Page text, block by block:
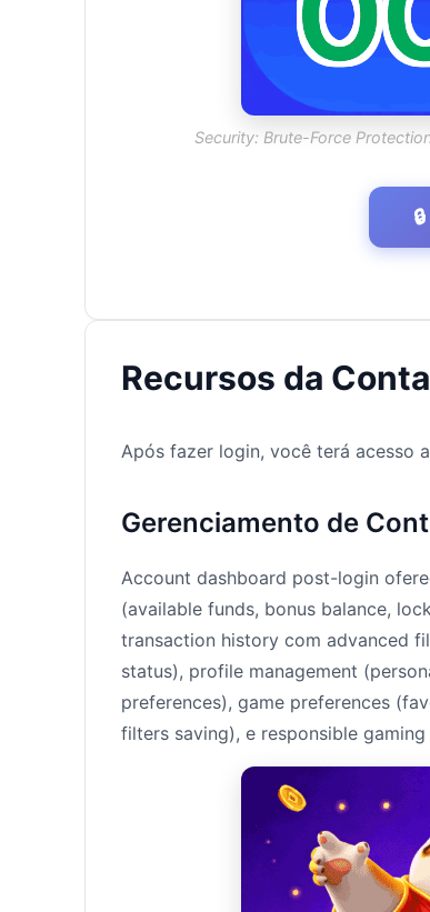
Security: Brute-Force
Recursos da Conta
Após fazer login, você terá acesso
Gerenciamento de
Account dashboard post-login
(available funds, bonus balance,
transaction history com advanced
status), profile management
preferences), game preferences
filters saving), e responsible